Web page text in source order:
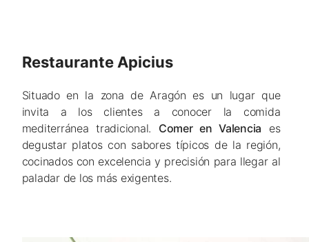
Restaurante Apicius
Situado en la zona de Aragón es un lugar que
invita a los clientes a conocer la comida
mediterránea tradicional. Comer en Valencia es
degustar platos con sabores típicos de la región,
cocinados con excelencia y precisión para llegar al
paladar de los más exigentes.